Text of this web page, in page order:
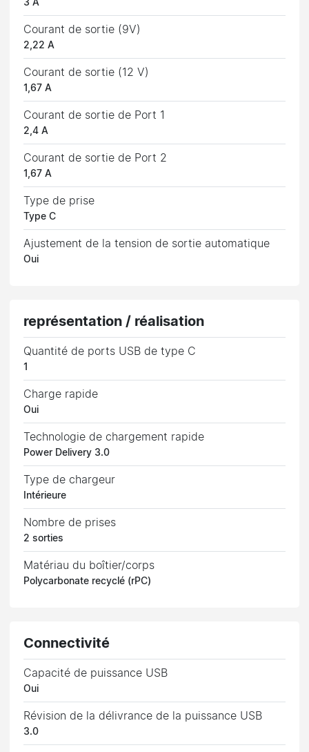
3 A
Courant de sortie (9V)
2,22 A
Courant de sortie (12 V)
1,67 A
Courant de sortie de Port 1
2,4 A
Courant de sortie de Port 2
1,67 A
Type de prise
Type C
Ajustement de la tension de sortie automatique
Oui
représentation / réalisation
Quantité de ports USB de type C
1
Charge rapide
Oui
Technologie de chargement rapide
Power Delivery 3.0
Type de chargeur
Intérieure
Nombre de prises
2 sorties
Matériau du boîtier/corps
Polycarbonate recyclé (rPC)
Connectivité
Capacité de puissance USB
Oui
Révision de la délivrance de la puissance USB
3.0